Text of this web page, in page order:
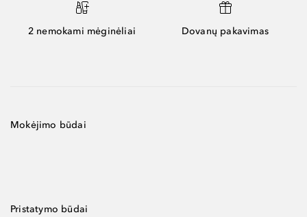
2 nemokami mėginėliai Dovanų pakavimas
Mokėjimo būdai
Pristatymo būdai